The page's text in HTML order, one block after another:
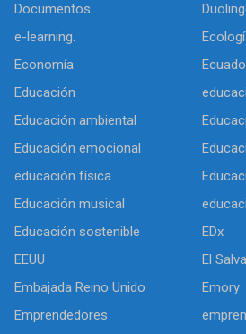
Documentos
e-learning.
Economía
Educación
Educación ambiental
Educación emocional
educación física
Educación musical
Educación sostenible
EDx
EEUU
El
Embajada Reino Unido
Emory
Emprendedores